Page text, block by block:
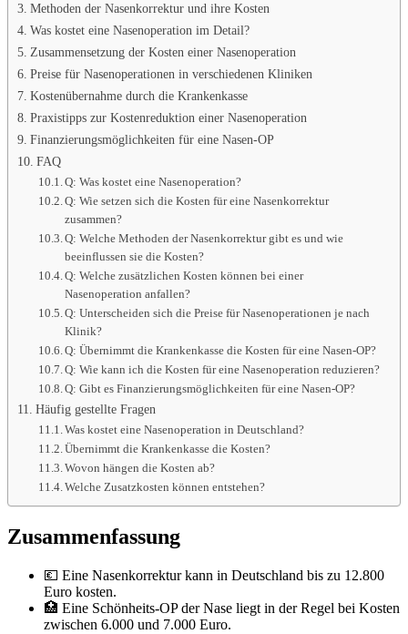
Methoden der Nasenkorrektur und ihre Kosten
Was kostet eine Nasenoperation im Detail?
Zusammensetzung der Kosten einer Nasenoperation
Preise für Nasenoperationen in verschiedenen Kliniken
Kostenübernahme durch die Krankenkasse
Praxistipps zur Kostenreduktion einer Nasenoperation
Finanzierungsmöglichkeiten für eine Nasen-OP
FAQ
Q: Was kostet eine Nasenoperation?
Q: Wie setzen sich die Kosten für eine Nasenkorrektur
zusammen?
Q: Welche Methoden der Nasenkorrektur gibt es und wie
beeinflussen sie die Kosten?
Q: Welche zusätzlichen Kosten können bei einer
Nasenoperation anfallen?
Q: Unterscheiden sich die Preise für Nasenoperationen je nach
Klinik?
Q: Übernimmt die Krankenkasse die Kosten für eine Nasen-OP?
Q: Wie kann ich die Kosten für eine Nasenoperation reduzieren?
Q: Gibt es Finanzierungsmöglichkeiten für eine Nasen-OP?
Häufig gestellte Fragen
Was kostet eine Nasenoperation in Deutschland?
Übernimmt die Krankenkasse die Kosten?
Wovon hängen die Kosten ab?
Welche Zusatzkosten können entstehen?
Zusammenfassung
💶 Eine Nasenkorrektur kann in Deutschland bis zu 12.800
Euro kosten.
🏥 Eine Schönheits-OP der Nase liegt in der Regel bei Kosten
zwischen 6.000 und 7.000 Euro.